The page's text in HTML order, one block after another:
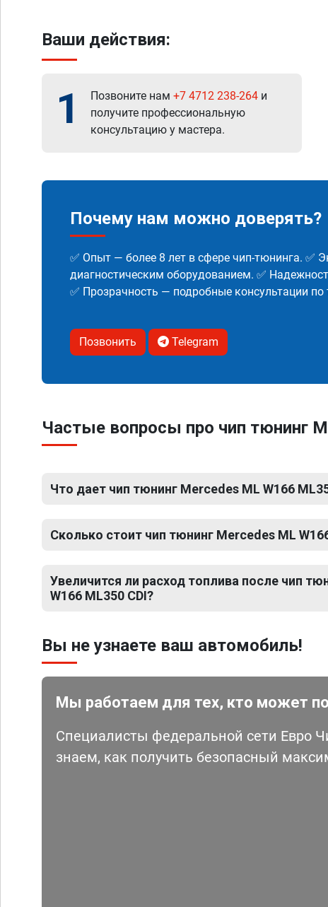
Ваши действия:
1 Позвоните нам +7 4712 238-264 и
получите профессиональную
консультацию у мастера.
Почему нам можно доверять?
✅ Опыт — более 8 лет в сфере чип-тюнинга. ✅
диагностическим оборудованием. ✅
✅ Прозрачность — подробные консультации
Позвонить Telegram
Частые вопросы про чип тюнинг
Что дает чип тюнинг Mercedes ML W166
Сколько стоит чип тюнинг Mercedes ML
Увеличится ли расход топлива после чип
W166 ML350 CDI?
Вы не узнаете ваш автомобиль!
Мы работаем для тех, кто может
Специалисты федеральной сети Евро
знаем, как получить безопасный